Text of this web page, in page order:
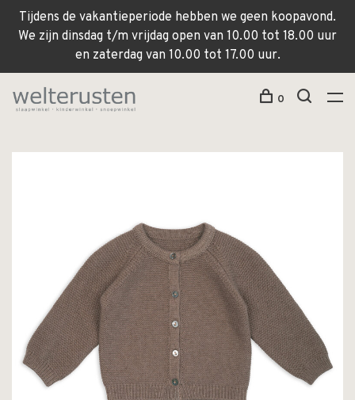
Tijdens de vakantieperiode hebben we geen koopavond.
We zijn dinsdag t/m vrijdag open van 10.00 tot 18.00 uur
en zaterdag van 10.00 tot 17.00 uur.
0